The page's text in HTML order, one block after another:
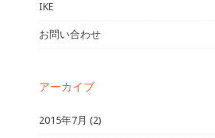
IKE
お問い合わせ
アーカイブ
2015年7月 (2)